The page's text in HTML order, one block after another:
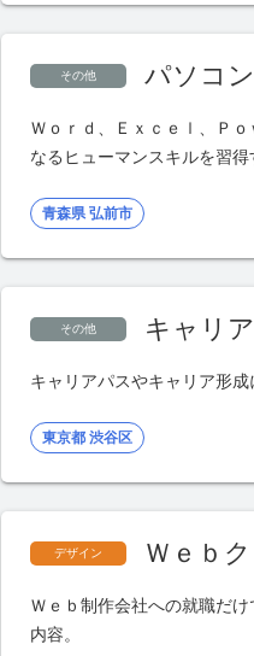
その他 パソコ
Ｗｏｒｄ、Ｅｘｃｅｌ、Ｐ
なるヒューマンスキルを習得
青森県 弘前市
その他 キャリ
キャリアパスやキャリア形成
東京都 渋谷区
デザイン Ｗｅｂ
Ｗｅｂ制作会社への就職だ
内容。